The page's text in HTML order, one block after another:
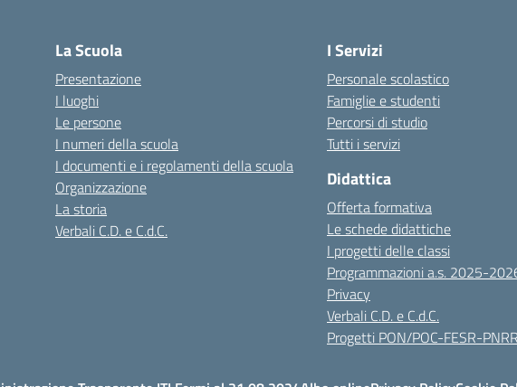
La Scuola
Presentazione
I luoghi
Le persone
I numeri della scuola
I documenti e i regolamenti della scuola
Organizzazione
La storia
Verbali C.D. e C.d.C.
I Servizi
Personale scolastico
Famiglie e studenti
Percorsi di studio
Tutti i servizi
Didattica
Offerta formativa
Le schede didattiche
I progetti delle classi
Programmazioni a.s. 2025-
Privacy
Verbali C.D. e C.d.C.
Progetti PON/POC-FESR-